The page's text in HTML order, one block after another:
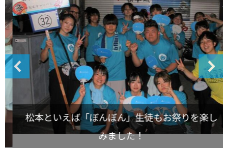
松本といえば「ぼんぼん」生徒もお祭りを楽し
みました！